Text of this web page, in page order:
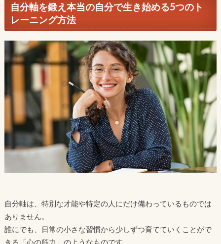
自分軸を鍛え本当の自分で生き始める5つのト
レーニング方法
自分軸は、特別な才能や特定の人にだけ備わっているものでは
ありません。
誰にでも、日常の小さな習慣から少しずつ育てていくことがで
きる「心の筋力」のようなものです。